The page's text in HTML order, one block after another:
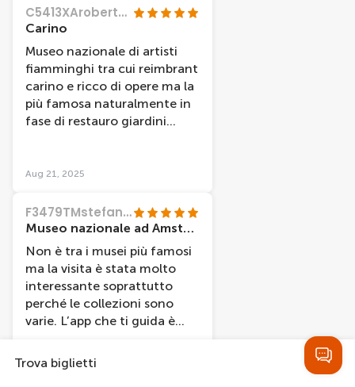
all'inizio o alla fine dell'orario
di apertura. Ho visitato le
collezioni speciali, le mostre
temporanee e la collezione
regolare organizzata in
periodi storici. Oltre alla
varietà delle sale, ho
apprezzato gli affondi che
analisi e lettura dell'opera.
che si vuole lasciare al
visitatore un apprendimento
reale e la capacità du lettura
degli highlights offerti dalle
sale. Un museo davvero
bellissimo, dove si coglie
l'investinento culturale e il
visitatori. Se si visita
Amsterdam e si ama la
C5413XArobertop
Carino
Museo nazionale di artisti
fiamminghi tra cui reimbrant
carino e ricco di opere ma la
più famosa naturalmente in
fase di restauro giardini
Aug 21, 2025
F3479TMstefanoc
Museo nazionale ad Amsterdam
Non è tra i musei più famosi
ma la visita è stata molto
interessante soprattutto
perché le collezioni sono
varie. L’app che ti guida è
mappe chiare.
Trova biglietti